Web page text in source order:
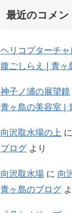
最近のコメン
ヘリコプターチャ
腹ごしらえ | 青ヶ
神子ノ浦の展望鏡
青ヶ島の美容室 |
向沢取水場の上 に
ブログより
向沢取水場 に 向
青ヶ島のブログよ